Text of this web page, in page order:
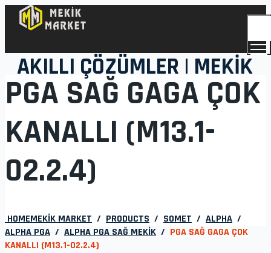
AKILLI ÇÖZÜMLER | MEKİK
PGA SAĞ GAGA ÇOK
KANALLI (M13.1-
02.2.4)
HOMEMEKIK MARKET / PRODUCTS / SOMET / ALPHA /
ALPHA PGA / ALPHA PGA SAĞ MEKİK / PGA SAĞ GAGA ÇOK
KANALLI (M13.1-02.2.4)